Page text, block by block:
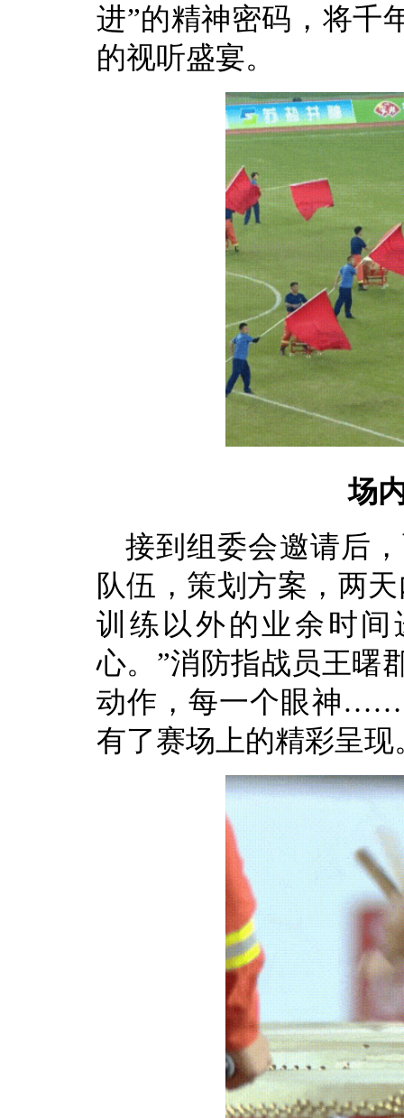
进”的精神密码，将千
的视听盛宴。
场
接到组委会邀请后
队伍，策划方案，两
训练以外的业余时
心。”消防指战员王曙
动作，每一个眼神……
有了赛场上的精彩呈现